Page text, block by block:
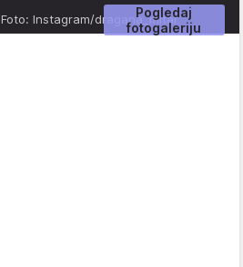
Pogledaj
fotogaleriju
Foto: Instagram/dragana_mitar